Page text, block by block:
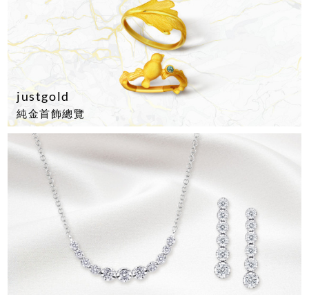
justgold
純金首飾總覽